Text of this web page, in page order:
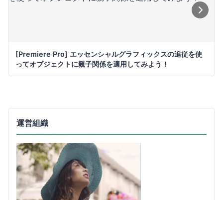
[Premiere Pro] エッセンシャルグラフィックスの追従を使
ってオブジェクトに親子関係を適用してみよう！
運営組織